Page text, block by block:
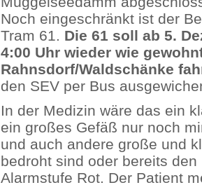
Noch eingeschränkt ist der
Tram 61. Die 61 soll ab 5.
4:00 Uhr wieder wie
Rahnsdorf/Waldschänke
den SEV per Bus
In der Medizin wäre das ein
ein großes Gefäß nur noch
und auch andere große und
bedroht sind oder bereits
Alarmstufe Rot. Der Patient